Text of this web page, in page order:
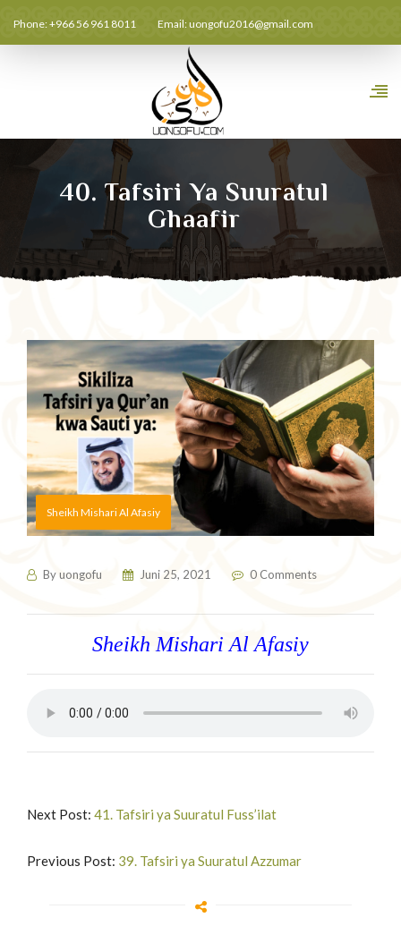
Phone: +966 56 961 8011 Email:uongofu2016@gmail.com
40. Tafsiri Ya Suuratul
Ghaafir
Sheikh Mishari Al Afasiy
Byuongofu Juni 25, 2021 0 Comments
Sheikh Mishari Al Afasiy
Next Post: 41. Tafsiri ya Suuratul Fuss’ilat
Previous Post: 39. Tafsiri ya Suuratul Azzumar